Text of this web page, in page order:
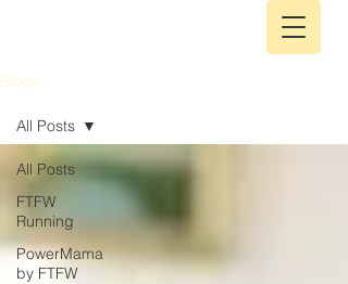
Blogs
All Posts
FTFW
Running
PowerMama
by FTFW
All Posts